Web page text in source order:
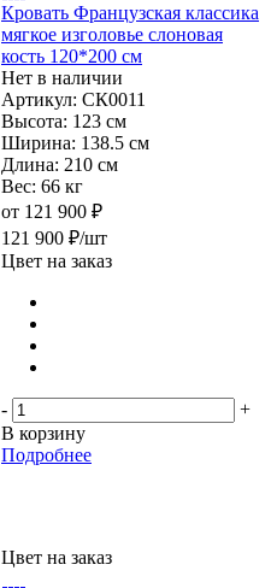
Кровать Французская классика
мягкое изголовье слоновая
кость 120*200 см
Нет в наличии
Артикул: СК0011
Высота: 123 см
Ширина: 138.5 см
Длина: 210 см
Вес: 66 кг
от 121 900 ₽
121 900 ₽/шт
Цвет на заказ
-
+
В корзину
Подробнее
Цвет на заказ